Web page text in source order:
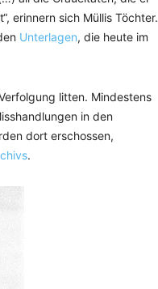
erinnern sich Müllis Töchter.
Unterlagen, die heute im
litten. Mindestens
in den
dort erschossen,
.